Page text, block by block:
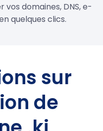
domaines, DNS, e-
quelques clics.
sur
de